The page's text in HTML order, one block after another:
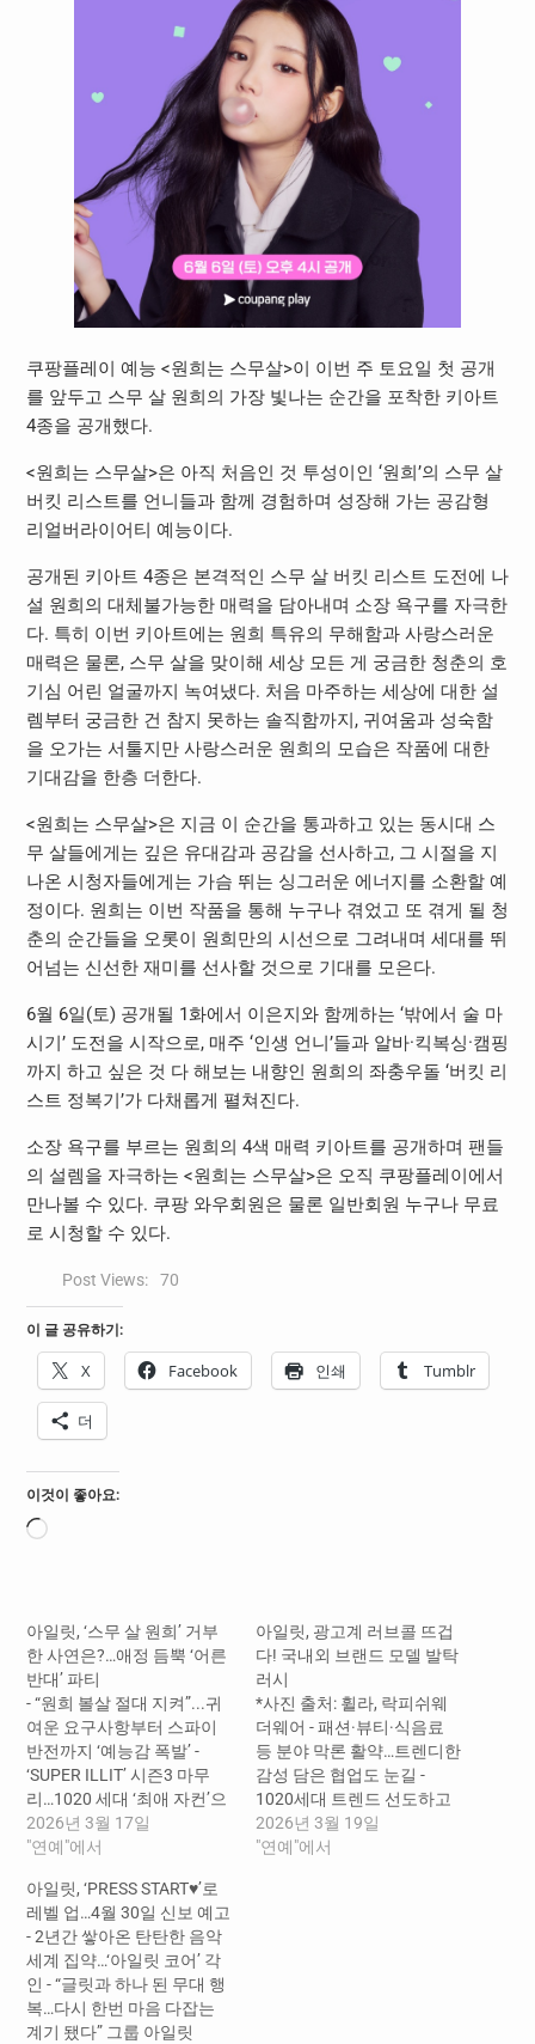
쿠팡플레이 예능 <원희는 스무살>이 이번 주 토요일 첫 공개
를 앞두고 스무 살 원희의 가장 빛나는 순간을 포착한 키아트
4종을 공개했다.
<원희는 스무살>은 아직 처음인 것 투성이인 ‘원희’의 스무 살
버킷 리스트를 언니들과 함께 경험하며 성장해 가는 공감형
리얼버라이어티 예능이다.
공개된 키아트 4종은 본격적인 스무 살 버킷 리스트 도전에 나
설 원희의 대체불가능한 매력을 담아내며 소장 욕구를 자극한
다. 특히 이번 키아트에는 원희 특유의 무해함과 사랑스러운
매력은 물론, 스무 살을 맞이해 세상 모든 게 궁금한 청춘의 호
기심 어린 얼굴까지 녹여냈다. 처음 마주하는 세상에 대한 설
렘부터 궁금한 건 참지 못하는 솔직함까지, 귀여움과 성숙함
을 오가는 서툴지만 사랑스러운 원희의 모습은 작품에 대한
기대감을 한층 더한다.
<원희는 스무살>은 지금 이 순간을 통과하고 있는 동시대 스
무 살들에게는 깊은 유대감과 공감을 선사하고, 그 시절을 지
나온 시청자들에게는 가슴 뛰는 싱그러운 에너지를 소환할 예
정이다. 원희는 이번 작품을 통해 누구나 겪었고 또 겪게 될 청
춘의 순간들을 오롯이 원희만의 시선으로 그려내며 세대를 뛰
어넘는 신선한 재미를 선사할 것으로 기대를 모은다.
6월 6일(토) 공개될 1화에서 이은지와 함께하는 ‘밖에서 술 마
시기’ 도전을 시작으로, 매주 ‘인생 언니’들과 알바·킥복싱·캠핑
까지 하고 싶은 것 다 해보는 내향인 원희의 좌충우돌 ‘버킷 리
스트 정복기’가 다채롭게 펼쳐진다.
소장 욕구를 부르는 원희의 4색 매력 키아트를 공개하며 팬들
의 설렘을 자극하는 <원희는 스무살>은 오직 쿠팡플레이에서
만나볼 수 있다. 쿠팡 와우회원은 물론 일반회원 누구나 무료
로 시청할 수 있다.
Post Views: 70
이 글 공유하기:
X Facebook 인쇄 Tumblr
더
이것이 좋아요:
로
아일릿, ‘스무 살 원희’ 거부
한 사연은?…애정 듬뿍 ‘어른
반대’ 파티
- “원희 볼살 절대 지켜”...귀
여운 요구사항부터 스파이
반전까지 ‘예능감 폭발’ -
‘SUPER ILLIT’ 시즌3 마무
리…1020 세대 ‘최애 자컨’으
로 자리매김 그룹 아일릿
(ILLIT)이 올해 스무 살이 된
는 이색 파티로 큰 웃음을 선
사했다. 아일릿(윤아, 민주,
모카, 원희, 이로하)은 지난
16일 팀 공식 유튜브 채널을
통해 ‘SUPER ILLIT’ 시즌3
새…
2026년 3월 17일
"연예"에서
아일릿, 광고계 러브콜 뜨겁
다! 국내외 브랜드 모델 발탁
러시
*사진 출처: 휠라, 락피쉬웨
더웨어 - 패션·뷰티·식음료
등 분야 막론 활약…트렌디한
감성 담은 협업도 눈길 -
1020세대 트렌드 선도하고
글로벌 존재감 뚜렷 그룹 아
일릿(ILLIT)이 광고계의 잇
2026년 3월 19일
"연예"에서
아일릿, ‘PRESS START♥︎’로
레벨 업…4월 30일 신보 예고
- 2년간 쌓아온 탄탄한 음악
세계 집약…‘아일릿 코어’ 각
인 - “글릿과 하나 된 무대 행
복…다시 한번 마음 다잡는
계기 됐다” 그룹 아일릿